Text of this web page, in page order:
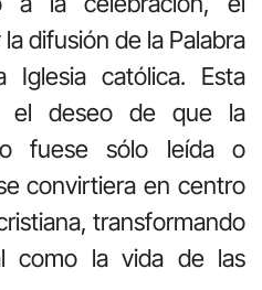
difusión de la Palabra
católica. Esta
el deseo de que la
fuese sólo leída o
convirtiera en centro
transformando
como la vida de las